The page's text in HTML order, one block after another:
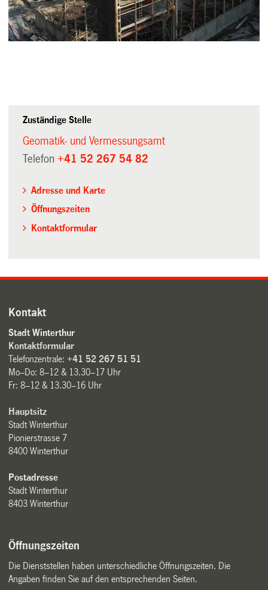
Zuständige Stelle
Geomatik- und Vermessungsamt
Telefon+41 52 267 54 82
Adresse und Karte
Öffnungszeiten
Kontaktformular
Kontakt
Stadt Winterthur
Kontaktformular
Telefonzentrale:+41 52 267 51 51
Mo–Do: 8–12 & 13.30–17 Uhr
Fr: 8–12 & 13.30–16 Uhr
Hauptsitz
Stadt Winterthur
Pionierstrasse 7
8400 Winterthur
Postadresse
Stadt Winterthur
8403 Winterthur
Öffnungszeiten
Die Dienststellen haben unterschiedliche Öffnungszeiten. Die
Angaben finden Sie auf den entsprechenden Seiten.